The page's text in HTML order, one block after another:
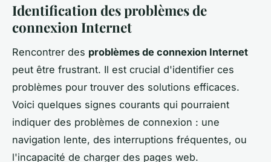
Identification des problèmes de
connexion Internet
Rencontrer des problèmes de connexion Internet
peut être frustrant. Il est crucial d'identifier ces
problèmes pour trouver des solutions efficaces.
Voici quelques signes courants qui pourraient
indiquer des problèmes de connexion : une
navigation lente, des interruptions fréquentes, ou
l'incapacité de charger des pages web.